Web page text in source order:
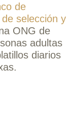
de
selección y
ONG de
adultas
diarios